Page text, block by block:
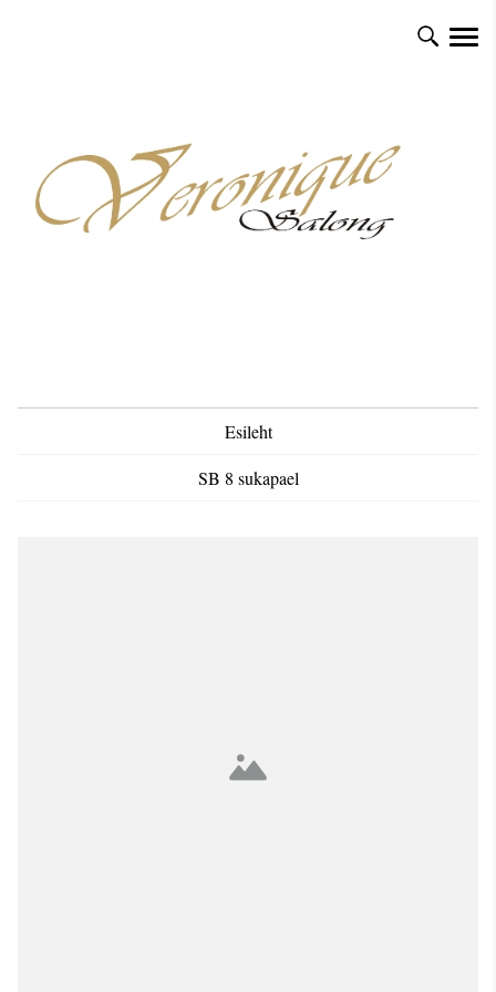
Esileht
SB 8 sukapael